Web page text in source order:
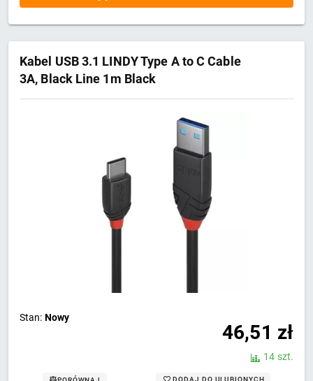
Kabel USB 3.1 LINDY Type A to C Cable
3A, Black Line 1m Black
Stan: Nowy
46,51 zł
14 szt.
DODAJ DO ULUBIONYCH